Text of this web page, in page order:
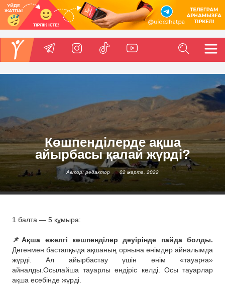
Көшпенділерде ақша
айырбасы қалай жүрді?
Автор: редактор 02 марта, 2022
1 балта — 5 құмыра:
📌Ақша ежелгі көшпенділер дәуірінде пайда болды.
Дегенмен бастапқыда ақшаның орнына өнімдер айналымда
жүрді. Ал айырбастау үшін өнім «тауарға»
айналды.Осылайша тауарлы өндіріс келді. Осы тауарлар
ақша есебінде жүрді.